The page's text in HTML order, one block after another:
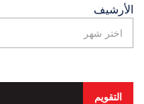
الأرشيف
التقويم